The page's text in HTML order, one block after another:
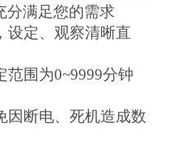
分满足您的需求
定、观察清晰直
围为0~9999分钟
断电、死机造成数